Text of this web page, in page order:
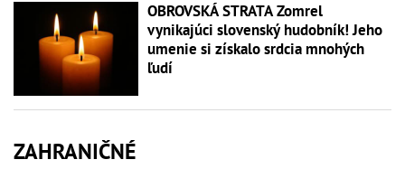
OBROVSKÁ STRATA Zomrel
vynikajúci slovenský hudobník! Jeho
umenie si získalo srdcia mnohých
ľudí
ZAHRANIČNÉ